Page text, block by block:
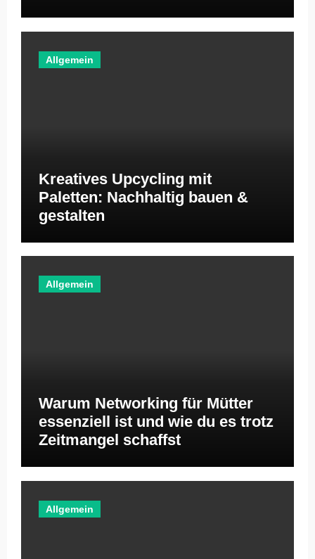
Allgemein
Kreatives Upcycling mit
Paletten: Nachhaltig bauen &
gestalten
Allgemein
Warum Networking für Mütter
essenziell ist und wie du es trotz
Zeitmangel schaffst
Allgemein